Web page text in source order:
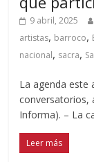
9 abril, 2025
artistas, barroco,
nacional, sacra,
La agenda este
conversatorios,
Informa). – La
Leer más